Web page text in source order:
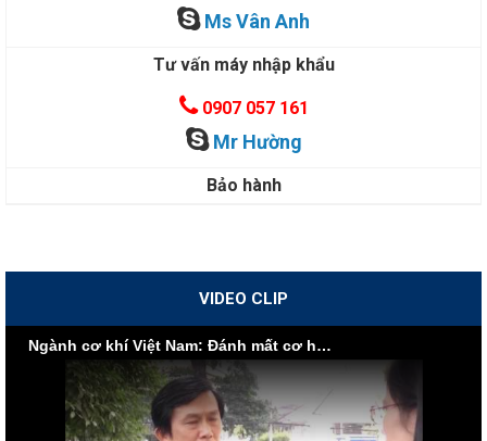
Ms Vân Anh
Tư vấn máy nhập khẩu
0907 057 161
Mr Hường
Bảo hành
VIDEO CLIP
Ngành cơ khí Việt Nam: Đánh mất cơ hội vì nội lực yếu